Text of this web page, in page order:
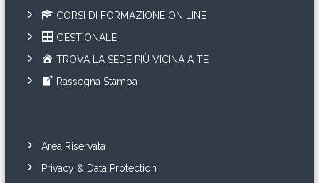
CORSI DI FORMAZIONE ON LINE
GESTIONALE
TROVA LA SEDE PIÙ VICINA A TE
Rassegna Stampa
Area Riservata
Privacy & Data Protection